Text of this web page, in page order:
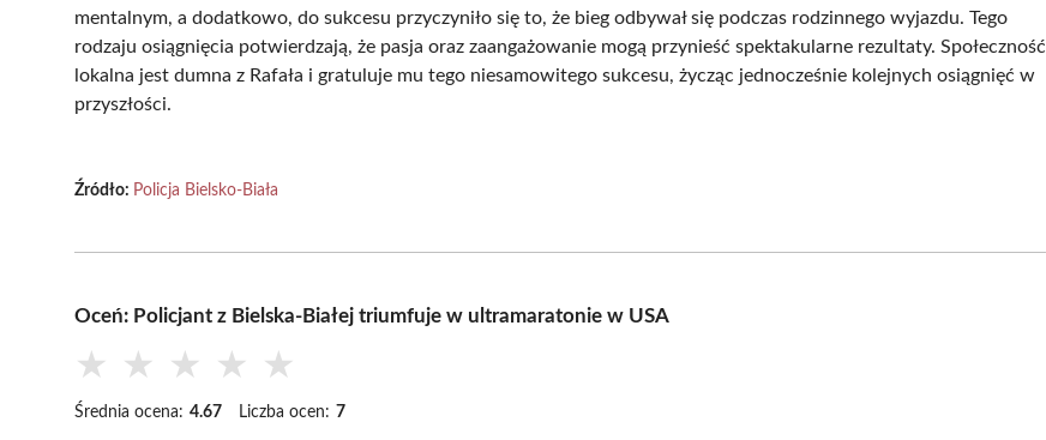
mentalnym, a dodatkowo, do sukcesu przyczyniło się to, że bieg odbywał się podczas rodzinnego wyjazdu. Tego
rodzaju osiągnięcia potwierdzają, że pasja oraz zaangażowanie mogą przynieść spektakularne rezultaty. Społeczność
lokalna jest dumna z Rafała i gratuluje mu tego niesamowitego sukcesu, życząc jednocześnie kolejnych osiągnięć w
przyszłości.
Źródło: Policja Bielsko-Biała
Oceń: Policjant z Bielska-Białej triumfuje w ultramaratonie w USA
★ ★ ★ ★ ★
Średnia ocena: 4.67 Liczba ocen: 7